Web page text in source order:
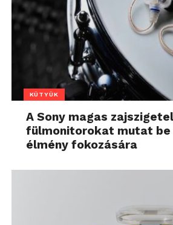
KÜTYÜK
A Sony magas
fülmonitorokat mutat be
élmény fokozására